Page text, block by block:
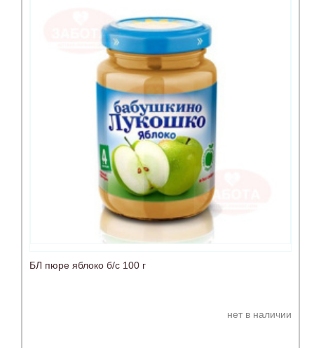
БЛ пюре яблоко б/с 100 г
нет в наличии